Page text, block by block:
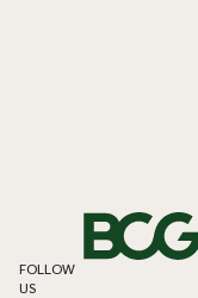
FOLLOW
US